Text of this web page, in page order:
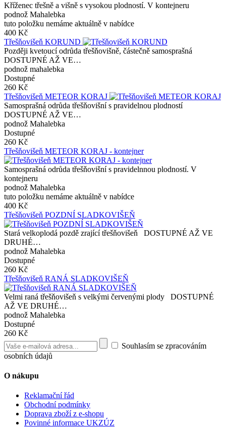
Kříženec třešně a višně s vysokou plodností. V kontejneru
podnož Mahalebka
tuto položku nemáme aktuálně v nabídce
400 Kč
Třešňovišeň KORUND
Později kvetoucí odrůda třešňovišně, částečně samosprašná
DOSTUPNÉ AŽ VE…
podnož mahalebka
Dostupné
260 Kč
Třešňovišeň METEOR KORAJ
Samosprašná odrůda třešňovišní s pravidelnou plodností
DOSTUPNÉ AŽ VE…
podnož Mahalebka
Dostupné
260 Kč
Třešňovišeň METEOR KORAJ - kontejner
Samosprašná odrůda třešňovišní s pravidelnnou plodností. V
kontejneru
podnož Mahalebka
tuto položku nemáme aktuálně v nabídce
400 Kč
Třešňovišeň POZDNÍ SLADKOVIŠEŇ
Stará velkoplodá pozdě zrající třešňovišeň DOSTUPNÉ AŽ VE
DRUHÉ…
podnož Mahalebka
Dostupné
260 Kč
Třešňovišeň RANÁ SLADKOVIŠEŇ
Velmi raná třešňovišeň s velkými červenými plody DOSTUPNÉ
AŽ VE DRUHÉ…
podnož Mahalebka
Dostupné
260 Kč
Souhlasím se zpracováním
osobních údajů
O nákupu
Reklamační řád
Obchodní podmínky
Doprava zboží z e-shopu
Povinné informace UKZÚZ